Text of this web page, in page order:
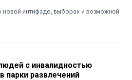
новой интифаде, выборах и возможной
с инвалидностью
парки развлечений